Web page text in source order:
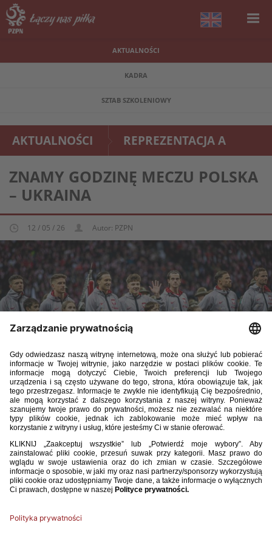
AKTUALNOŚCI
KADRA
SZTAB SZKOLENIOWY
AKTUALNOŚCI REPREZENTACJA A
ZNAMY GODZINĘ MECZU POLSKA
– UKRAINA
12 / 05 / 26 Autor: PZPN
Polski Związek Piłki Nożnej informuje, że spotkanie
towarzyskie reprezentacji Polski z Ukrainą, zaplanowane na
31 maja na stadionie Tarczyński Arena we Wrocławiu,
rozpocznie się o godzinie 17:30.
kalendarzowym. Wcześniej biało-czerwoni w barażach o awans do